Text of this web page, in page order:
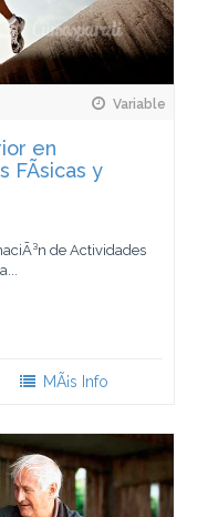
Variable
en
FÃ­sicas y
de Actividades
MÃ¡s Info